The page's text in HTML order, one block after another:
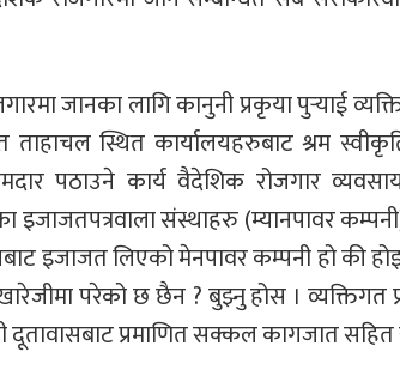
जानका लागि कानुनी प्रकृया पुर्‍याई
ताहाचल स्थित कार्यालयहरुबाट श्रम
पठाउने कार्य वैदेशिक रोजगार
इजाजतपत्रवाला संस्थाहरु (म्यानपावर
इजाजत लिएको मेनपावर कम्पनी हो की
परेको छ छैन ? बुझ्नु होस । व्यक्तिगत
दूतावासबाट प्रमाणित सक्कल कागजात